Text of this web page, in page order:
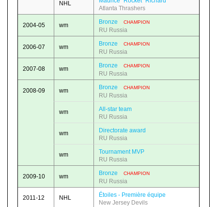
NHL
Atlanta Thrashers
2004-05 wm Bronze CHAMPION
RU Russia
2006-07 wm Bronze CHAMPION
RU Russia
2007-08 wm Bronze CHAMPION
RU Russia
2008-09 wm Bronze CHAMPION
RU Russia
wm
All-star team
RU Russia
wm
Directorate award
RU Russia
wm
Tournament MVP
RU Russia
2009-10 wm Bronze CHAMPION
RU Russia
2011-12 NHL
Étoiles - Première équipe
New Jersey Devils